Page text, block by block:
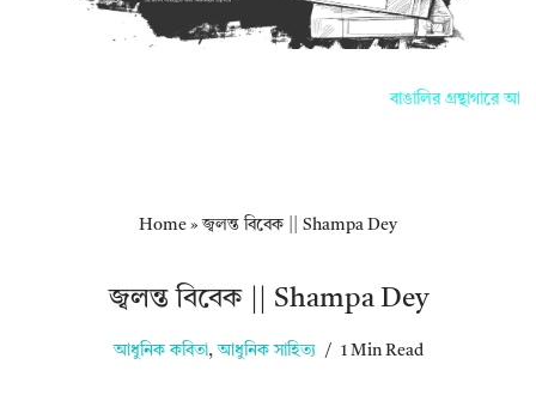
বাঙালির গ্রন্থাগারে
Home »জ্বলন্ত বিবেক || Shampa Dey
জ্বলন্ত বিবেক || Shampa Dey
আধুনিক কবিতা, আধুনিক সাহিত্য 1 Min Read